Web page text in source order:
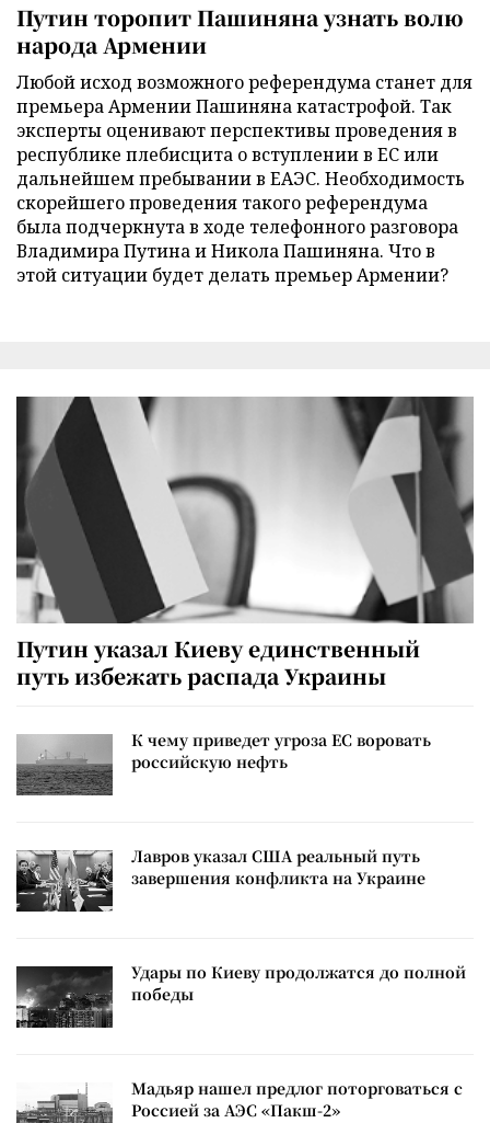
Путин торопит Пашиняна узнать волю
народа Армении
Любой исход возможного референдума станет для
премьера Армении Пашиняна катастрофой. Так
эксперты оценивают перспективы проведения в
республике плебисцита о вступлении в ЕС или
дальнейшем пребывании в ЕАЭС. Необходимость
скорейшего проведения такого референдума
была подчеркнута в ходе телефонного разговора
Владимира Путина и Никола Пашиняна. Что в
этой ситуации будет делать премьер Армении?
Путин указал Киеву единственный
путь избежать распада Украины
К чему приведет угроза ЕС воровать
российскую нефть
Лавров указал США реальный путь
завершения конфликта на Украине
Удары по Киеву продолжатся до полной
победы
Мадьяр нашел предлог поторговаться с
Россией за АЭС «Пакш-2»